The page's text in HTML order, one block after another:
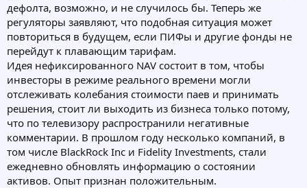
дефолта, возможно, и не случилось бы. Теперь же
регуляторы заявляют, что подобная ситуация может
повториться в будущем, если ПИФы и другие фонды не
перейдут к плавающим тарифам.
Идея нефиксированного NAV состоит в том, чтобы
инвесторы в режиме реального времени могли
отслеживать колебания стоимости паев и принимать
решения, стоит ли выходить из бизнеса только потому,
что по телевизору распространили негативные
комментарии. В прошлом году несколько компаний, в
том числе BlackRock Inc и Fidelity Investments, стали
ежедневно обновлять информацию о состоянии
активов. Опыт признан положительным.